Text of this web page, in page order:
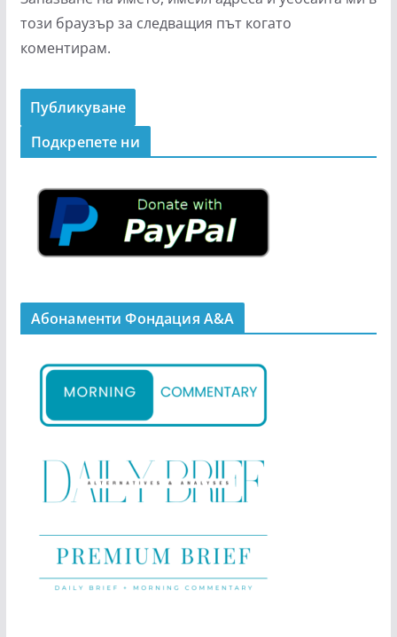
този браузър за следващия път когато
коментирам.
Подкрепeте ни
Абонаменти Фондация А&A